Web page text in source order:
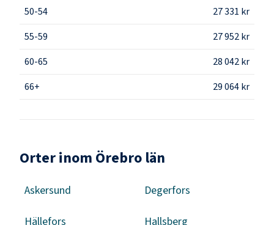
50-54
27 331 kr
55-59
27 952 kr
60-65
28 042 kr
66+
29 064 kr
Orter inom Örebro län
Askersund Degerfors
Hällefors Hallsberg